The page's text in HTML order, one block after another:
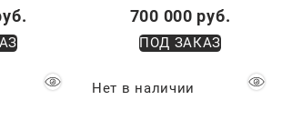
700 000 руб.
ПОД ЗАКАЗ
Нет в наличии